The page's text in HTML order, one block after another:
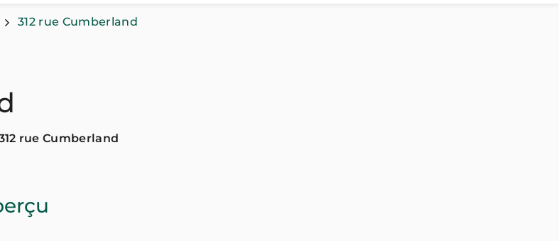
312 rue Cumberland
rue Cumberland